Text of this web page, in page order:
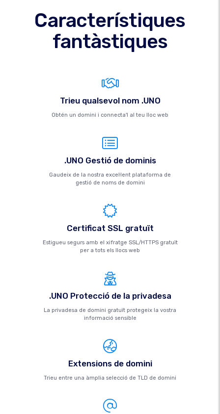
Característiques
fantàstiques
Trieu qualsevol nom .UNO
Obtén un domini i connecta'l al teu lloc web
.UNO Gestió de dominis
Gaudeix de la nostra excel·lent plataforma de
gestió de noms de domini
Certificat SSL gratuït
Estigueu segurs amb el xifratge SSL/HTTPS gratuït
per a tots els llocs web
.UNO Protecció de la privadesa
La privadesa de domini gratuït protegeix la vostra
informació sensible
Extensions de domini
Trieu entre una àmplia selecció de TLD de domini